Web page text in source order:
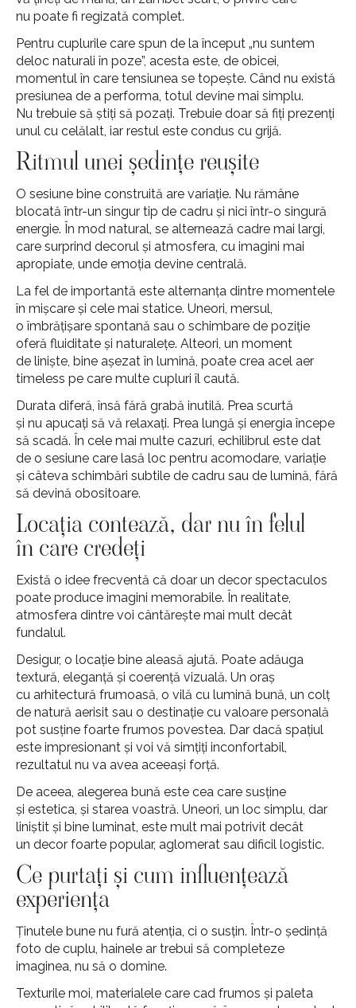
nu poate fi regizată complet.
Pentru cuplurile care spun de la început „nu suntem
deloc naturali în poze”, acesta este, de obicei,
momentul în care tensiunea se topește. Când nu există
presiunea de a performa, totul devine mai simplu.
Nu trebuie să știți să pozați. Trebuie doar să fiți prezenți
unul cu celălalt, iar restul este condus cu grijă.
Ritmul unei ședințe reușite
O sesiune bine construită are variație. Nu rămâne
blocată într-un singur tip de cadru și nici într-o singură
energie. În mod natural, se alternează cadre mai largi,
care surprind decorul și atmosfera, cu imagini mai
apropiate, unde emoția devine centrală.
La fel de importantă este alternanța dintre momentele
în mișcare și cele mai statice. Uneori, mersul,
o îmbrățișare spontană sau o schimbare de poziție
oferă fluiditate și naturalețe. Alteori, un moment
de liniște, bine așezat în lumină, poate crea acel aer
timeless pe care multe cupluri îl caută.
Durata diferă, însă fără grabă inutilă. Prea scurtă
și nu apucați să vă relaxați. Prea lungă și energia începe
să scadă. În cele mai multe cazuri, echilibrul este dat
de o sesiune care lasă loc pentru acomodare, variație
și câteva schimbări subtile de cadru sau de lumină, fără
să devină obositoare.
Locația contează, dar nu în felul
în care credeți
Există o idee frecventă că doar un decor spectaculos
poate produce imagini memorabile. În realitate,
atmosfera dintre voi cântărește mai mult decât
fundalul.
Desigur, o locație bine aleasă ajută. Poate adăuga
textură, eleganță și coerență vizuală. Un oraș
cu arhitectură frumoasă, o vilă cu lumină bună, un colț
de natură aerisit sau o destinație cu valoare personală
pot susține foarte frumos povestea. Dar dacă spațiul
este impresionant și voi vă simțiți inconfortabil,
rezultatul nu va avea aceeași forță.
De aceea, alegerea bună este cea care susține
și estetica, și starea voastră. Uneori, un loc simplu, dar
liniștit și bine luminat, este mult mai potrivit decât
un decor foarte popular, aglomerat sau dificil logistic.
Ce purtați și cum influențează
experiența
Ținutele bune nu fură atenția, ci o susțin. Într-o ședință
foto de cuplu, hainele ar trebui să completeze
imaginea, nu să o domine.
Texturile moi, materialele care cad frumos și paleta